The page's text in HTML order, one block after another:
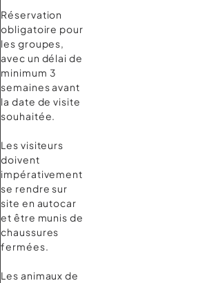
Réservation
obligatoire pour
les groupes,
avec un délai de
minimum 3
semaines avant
la date de visite
souhaitée.
Les visiteurs
doivent
impérativement
se rendre sur
site en autocar
et être munis de
chaussures
fermées.
Les animaux de